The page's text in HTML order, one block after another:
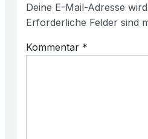
Deine E-Mail-Adresse
Erforderliche Felder sind
Kommentar *